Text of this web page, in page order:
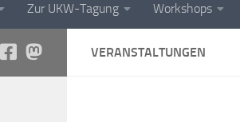
Zur UKW-Tagung Workshops
VERANSTALTUNGEN